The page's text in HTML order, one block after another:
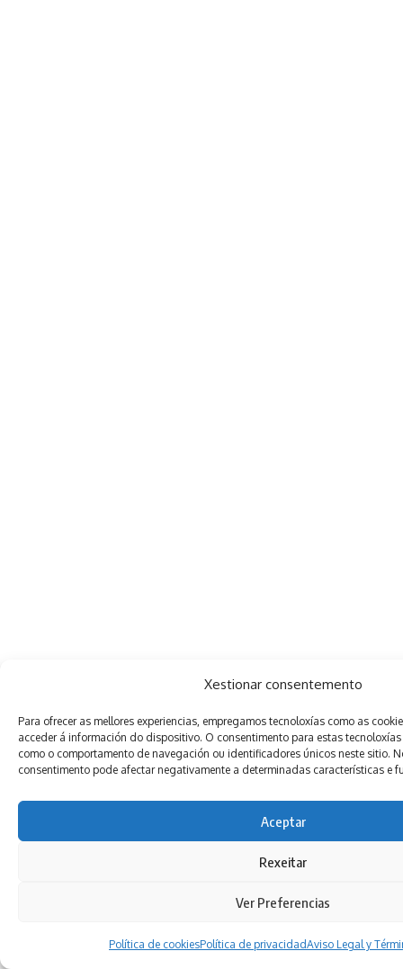
Xestionar consentemento
Para ofrecer as mellores experiencias, empregamos tecnoloxías como as
acceder á información do dispositivo. O consentimento para estas
como o comportamento de navegación ou identificadores únicos neste sitio.
consentimento pode afectar negativamente a determinadas características e
Aceptar
Rexeitar
Ver Preferencias
Política de cookiesPolítica de privacidadAviso Legal y